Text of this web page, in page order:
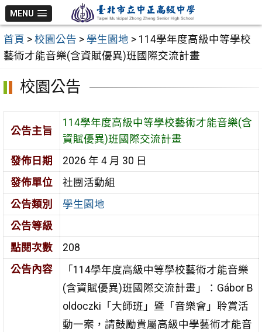
跳
至
主
要
MENU
首頁 > 校園公告 > 學生園地 > 114學年度高級中等學校
藝術才能音樂(含資賦優異)班國際交流計畫
校園公告
公告主旨
114學年度高級中等學校藝術才能音樂(含
資賦優異)班國際交流計畫
發佈日期
2026 年 4 月 30 日
發佈單位
社團活動組
公告類別
學生園地
公告等級
點閱次數
208
公告內容
「114學年度高級中等學校藝術才能音樂
(含資賦優異)班國際交流計畫」：Gábor B
oldoczki「大師班」暨「音樂會」聆賞活
動一案，請鼓勵貴屬高級中學藝術才能音